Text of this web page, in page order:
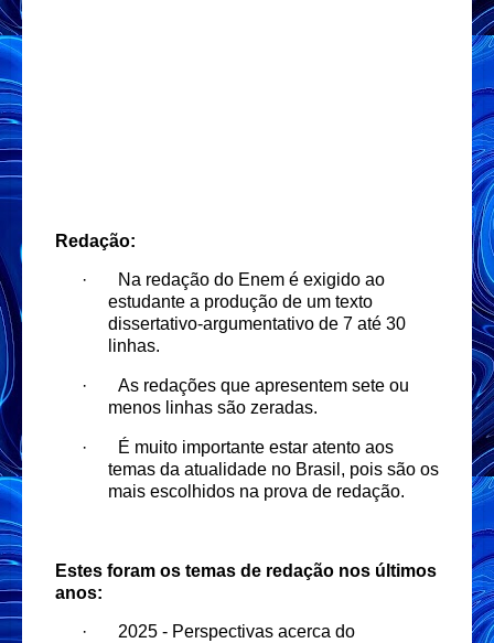
Redação:
·
Na redação do Enem é exigido ao
estudante a produção de um texto
dissertativo-argumentativo de 7 até 30
linhas.
·
As redações que apresentem sete ou
menos linhas são zeradas.
·
É muito importante estar atento aos
temas da atualidade no Brasil, pois são os
mais escolhidos na prova de redação.
Estes foram os temas de redação nos últimos
anos:
· 2025 - Perspectivas acerca do